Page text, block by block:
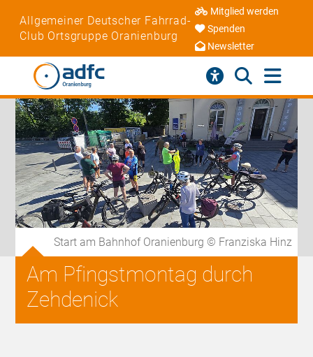
Allgemeiner Deutscher Fahrrad-
Club Ortsgruppe Oranienburg
Mitglied werden
Spenden
Newsletter
Start am Bahnhof Oranienburg © Franziska Hinz
Am Pfingstmontag durch
Zehdenick